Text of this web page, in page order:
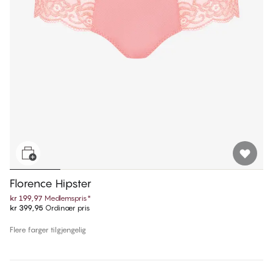
Florence Hipster
kr 199,97 Medlemspris*
kr 399,95 Ordinær pris
Flere farger tilgjengelig